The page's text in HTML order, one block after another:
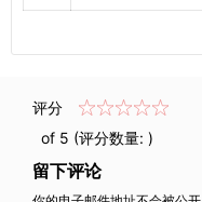
评分
of 5 (评分数量: )
留下评论